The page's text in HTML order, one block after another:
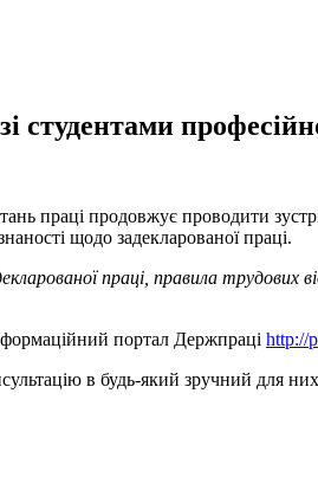
студентами
праці продовжує проводити
щодо задекларованої праці.
праці, правила трудових
портал Держпраці http://
в будь-який зручний для